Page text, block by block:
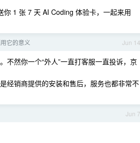
1 张 7 天 AI Coding 体验卡，一起来用
Jun 14
它的意义
不然你一个“外人”一直打客服一直投诉，京
经销商提供的安装和售后，服务也都非常不
Jun 7